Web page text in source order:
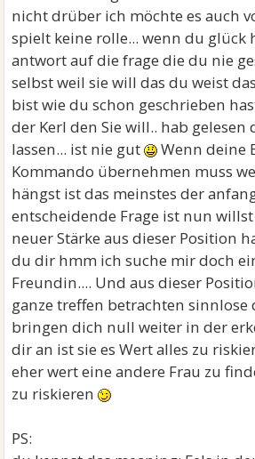
nicht drüber ich möchte es auch
spielt keine rolle... wenn du glück
antwort auf die frage die du nie
selbst weil sie will das du weist
bist wie du schon geschrieben
der Kerl den Sie will.. hab gelesen
lassen... ist nie gut
Wenn deine
Kommando übernehmen muss
hängst ist das meinstes der
entscheidende Frage ist nun
neuer Stärke aus dieser Position
du dir hmm ich suche mir doch
Freundin.... Und aus dieser
ganze treffen betrachten sinnlose
bringen dich null weiter in der
dir an ist sie es Wert alles zu
eher wert eine andere Frau zu
zu riskieren
PS: